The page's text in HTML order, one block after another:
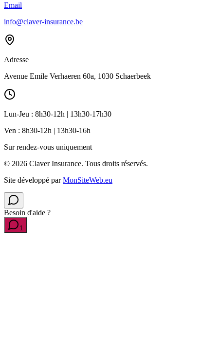
Email
info@claver-insurance.be
Adresse
Avenue Emile Verhaeren 60a, 1030 Schaerbeek
Lun-Jeu : 8h30-12h | 13h30-17h30
Ven : 8h30-12h | 13h30-16h
Sur rendez-vous uniquement
© 2026 Claver Insurance. Tous droits réservés.
Site développé par MonSiteWeb.eu
Besoin d'aide ?
1